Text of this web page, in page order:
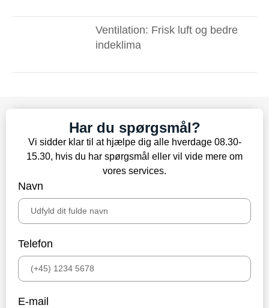
Ventilation: Frisk luft og bedre
indeklima
Har du spørgsmål?
Vi sidder klar til at hjælpe dig alle hverdage 08.30-
15.30, hvis du har spørgsmål eller vil vide mere om
vores services.
Navn
Telefon
E-mail